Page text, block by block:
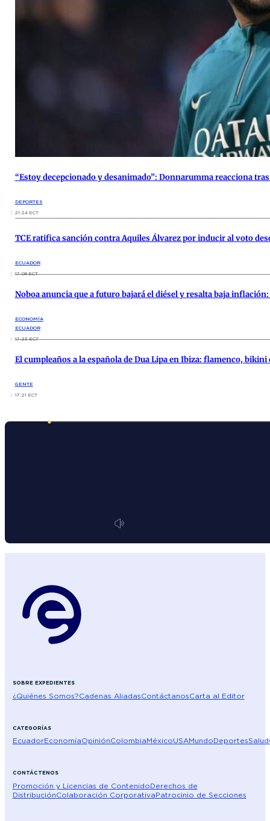
“Estoy decepcionado y desanimado”: Donnarumma reacciona tras
DEPORTES
21:24 ECT
TCE ratifica sanción contra Aquiles Álvarez por inducir al voto
ECUADOR
17:08 ECT
Noboa anuncia que a futuro bajará el diésel y resalta baja
ECONOMÍA
ECUADOR
17:23 ECT
El cumpleaños a la española de Dua Lipa en Ibiza: flamenco,
GENTE
17:21 ECT
SOBRE EXPEDIENTES
¿Quiénes Somos?Cadenas AliadasContáctanosCarta al Editor
CATEGORÍAS
EcuadorEconomíaOpiniónColombiaMéxicoUSAMundoDeportesSalud
CONTÁCTENOS
Promoción y Licencias de ContenidoDerechos de
DistribuciónColaboración CorporativaPatrocinio de Secciones